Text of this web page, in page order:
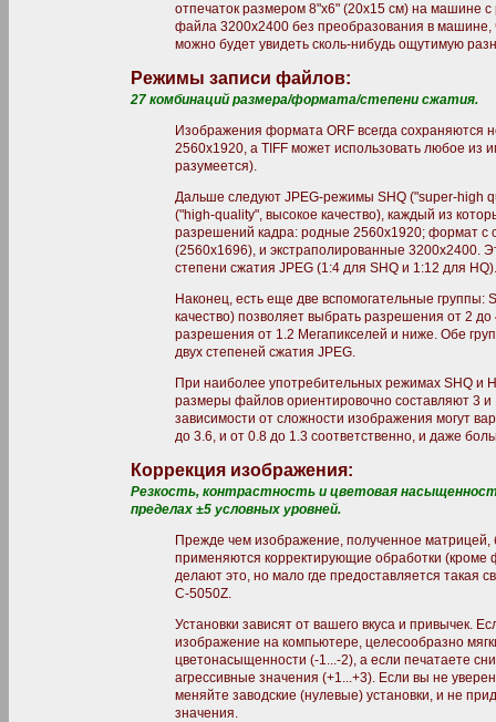
отпечаток размером 8"x6" (20х15 см) на машине
файла 3200х2400 без преобразования в
можно будет увидеть сколь-нибудь ощутимую
Режимы записи файлов:
27 комбинаций размера/формата/степени сжатия.
Изображения формата ORF всегда сохраняются
2560х1920, а TIFF может использовать любое
разумеется).
Дальше следуют JPEG-режимы SHQ ("super-high
("high-quality", высокое качество), каждый из
разрешений кадра: родные 2560х1920; формат с
(2560х1696), и экстраполированные 3200х2400.
степени сжатия JPEG (1:4 для SHQ и 1:12 для HQ).
Наконец, есть еще две вспомогательные группы:
качество) позволяет выбрать разрешения от 2
разрешения от 1.2 Мегапикселей и ниже. Обе
двух степеней сжатия JPEG.
При наиболее употребительных режимах SHQ и
размеры файлов ориентировочно составляют 3
зависимости от сложности изображения могут
до 3.6, и от 0.8 до 1.3 соответственно, и даже
Коррекция изображения:
Резкость, контрастность и цветовая
пределах ±5 условных уровней.
Прежде чем изображение, полученное матрицей,
применяются корректирующие обработки
делают это, но мало где предоставляется такая
С-5050Z.
Установки зависят от вашего вкуса и привычек.
изображение на компьютере, целесообразно
цветонасыщенности (-1...-2), а если печатаете
агрессивные значения (+1...+3). Если вы не
меняйте заводские (нулевые) установки, и не
значения.